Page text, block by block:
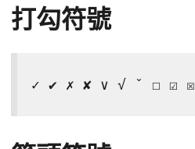
打勾符號
✓ ✔ ✗ ✘ ∨ √ ˇ ☐ ☑ ☒